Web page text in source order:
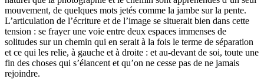
mouvement, de quelques mots jetés comme la jambe sur la pente.
L’articulation de l’écriture et de l’image se situerait bien dans cette
tension : se frayer une voie entre deux espaces immenses de
solitudes sur un chemin qui en serait à la fois le terme de séparation
et ce qui les relie, à gauche et à droite : et au-devant de soi, toute une
fin des choses qui s’élancent et qu’on ne cesse pas de ne jamais
rejoindre.